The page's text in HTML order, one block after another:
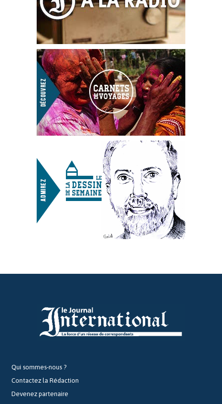
Qui sommes-nous ?
Contactez la Rédaction
Devenez partenaire